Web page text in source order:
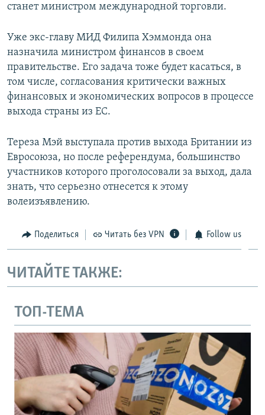
станет министром международной торговли.
Уже экс-главу МИД Филипа Хэммонда она
назначила министром финансов в своем
правительстве. Его задача тоже будет касаться, в
том числе, согласования критически важных
финансовых и экономических вопросов в процессе
выхода страны из ЕС.
Тереза Мэй выступала против выхода Британии из
Евросоюза, но после референдума, большинство
участников которого проголосовали за выход, дала
знать, что серьезно отнесется к этому
волеизъявлению.
Поделиться Читать без VPN Follow us
ЧИТАЙТЕ ТАКЖЕ:
ТОП-ТЕМА